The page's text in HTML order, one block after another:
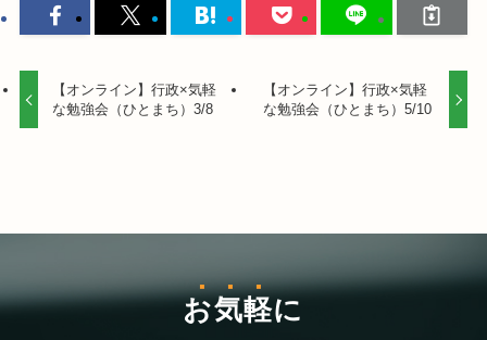
【オンライン】行政×気軽
な勉強会（ひとまち）3/8
【オンライン】行政×気軽
な勉強会（ひとまち）5/10
お気軽に